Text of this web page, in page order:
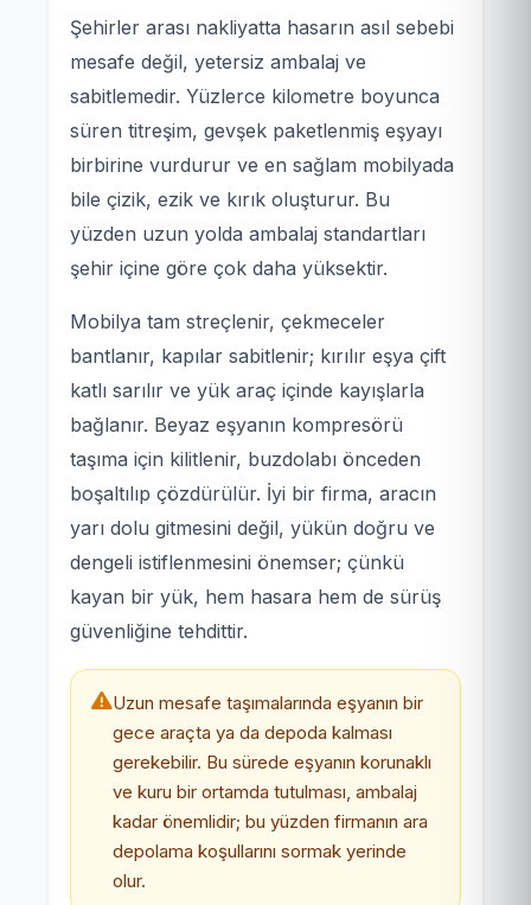
Şehirler arası nakliyatta hasarın asıl sebebi
mesafe değil, yetersiz ambalaj ve
sabitlemedir. Yüzlerce kilometre boyunca
süren titreşim, gevşek paketlenmiş eşyayı
birbirine vurdurur ve en sağlam mobilyada
bile çizik, ezik ve kırık oluşturur. Bu
yüzden uzun yolda ambalaj standartları
şehir içine göre çok daha yüksektir.
Mobilya tam streçlenir, çekmeceler
bantlanır, kapılar sabitlenir; kırılır eşya çift
katlı sarılır ve yük araç içinde kayışlarla
bağlanır. Beyaz eşyanın kompresörü
taşıma için kilitlenir, buzdolabı önceden
boşaltılıp çözdürülür. İyi bir firma, aracın
yarı dolu gitmesini değil, yükün doğru ve
dengeli istiflenmesini önemser; çünkü
kayan bir yük, hem hasara hem de sürüş
güvenliğine tehdittir.
Uzun mesafe taşımalarında eşyanın bir
gece araçta ya da depoda kalması
gerekebilir. Bu sürede eşyanın korunaklı
ve kuru bir ortamda tutulması, ambalaj
kadar önemlidir; bu yüzden firmanın ara
depolama koşullarını sormak yerinde
olur.